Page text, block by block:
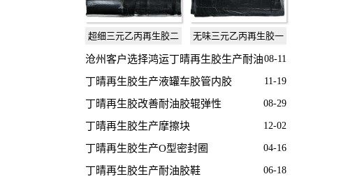
超细三元乙丙再生胶二
级
无味三元乙丙再生胶一
级
08-11
沧州客户选择鸿运丁晴再生胶生产耐油
胶板的经过
11-19
丁晴再生胶生产液罐车胶管内胶
08-29
丁晴再生胶改善耐油胶辊弹性
12-02
丁晴再生胶生产摩擦块
04-16
丁晴再生胶生产O型密封圈
06-18
丁晴再生胶生产耐油胶鞋